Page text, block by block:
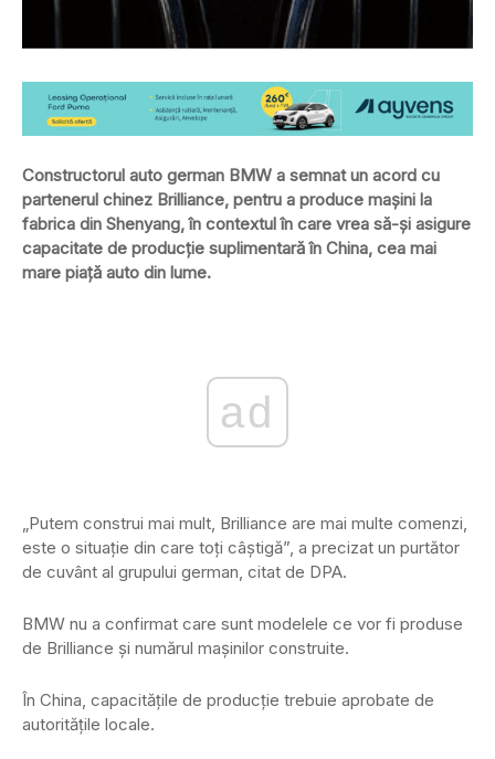
Constructorul auto german BMW a semnat un acord cu
partenerul chinez Brilliance, pentru a produce maşini la
fabrica din Shenyang, în contextul în care vrea să-şi asigure
capacitate de producţie suplimentară în China, cea mai
mare piaţă auto din lume.
ad
„Putem construi mai mult, Brilliance are mai multe comenzi,
este o situaţie din care toţi câştigă”, a precizat un purtător
de cuvânt al grupului german, citat de DPA.
BMW nu a confirmat care sunt modelele ce vor fi produse
de Brilliance și numărul maşinilor construite.
În China, capacităţile de producţie trebuie aprobate de
autorităţile locale.